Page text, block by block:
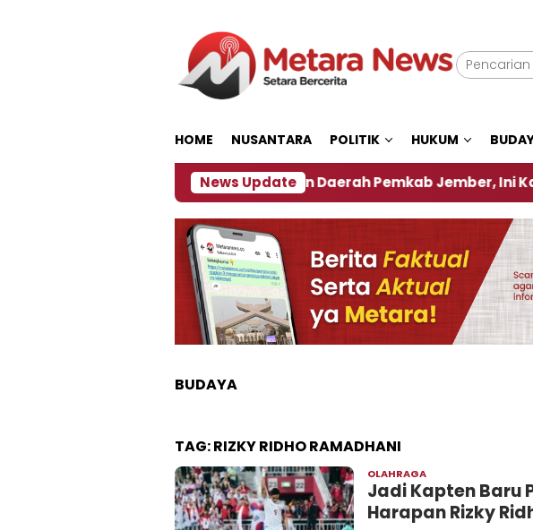
HOME NUSANTARA POLITIK HUKUM
News Update
‎Soal Rencana Pinjaman Daerah Pemkab Jember, Ini Kata
BUDAYA
TAG:RIZKY RIDHO RAMADHANI
OLAHRAGA
D
Jadi Kapten Baru
Harapan Rizky